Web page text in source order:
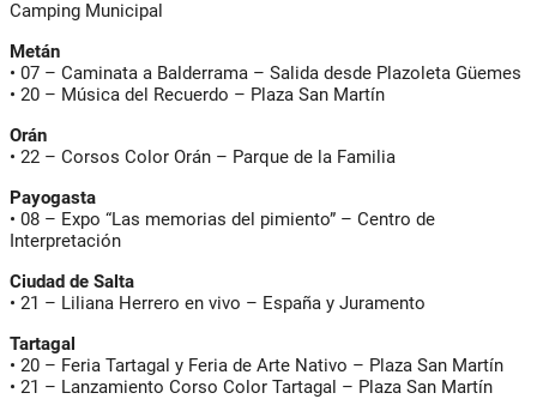
Camping Municipal
Metán
• 07 – Caminata a Balderrama – Salida desde Plazoleta Güemes
• 20 – Música del Recuerdo – Plaza San Martín
Orán
• 22 – Corsos Color Orán – Parque de la Familia
Payogasta
• 08 – Expo “Las memorias del pimiento” – Centro de
Interpretación
Ciudad de Salta
• 21 – Liliana Herrero en vivo – España y Juramento
Tartagal
• 20 – Feria Tartagal y Feria de Arte Nativo – Plaza San Martín
• 21 – Lanzamiento Corso Color Tartagal – Plaza San Martín